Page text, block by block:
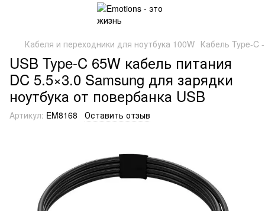
Кабеля и переходники для ноутбука 100W Кабель Type-C
USB Type-C 65W кабель питания
DC 5.5×3.0 Samsung для зарядки
ноутбука от повербанка USB
Артикул: EM8168 Оставить отзыв